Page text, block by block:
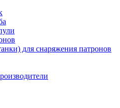
для снаряжения патронов